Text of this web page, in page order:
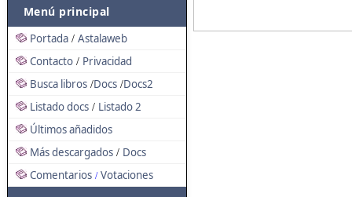
Menú principal
Portada / Astalaweb
Contacto / Privacidad
Busca libros /Docs /Docs2
Listado docs / Listado 2
Últimos añadidos
Más descargados / Docs
Comentarios / Votaciones